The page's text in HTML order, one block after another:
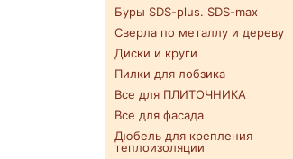
Буры SDS-plus. SDS-max
Сверла по металлу и дереву
Диски и круги
Пилки для лобзика
Все для ПЛИТОЧНИКА
Все для фасада
Дюбель для крепления
теплоизоляции